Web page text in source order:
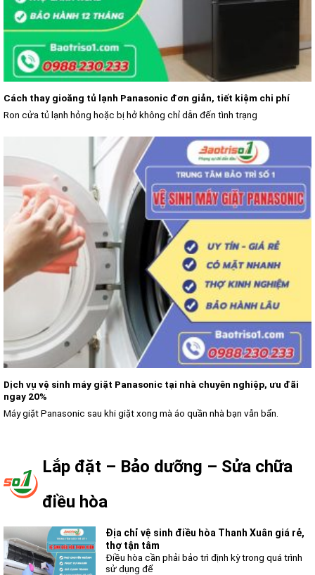
Cách thay gioăng tủ lạnh Panasonic đơn giản, tiết kiệm chi phí
Ron cửa tủ lạnh hỏng hoặc bị hở không chỉ dẫn đến tình trạng
Dịch vụ vệ sinh máy giặt Panasonic tại nhà chuyên nghiệp, ưu đãi
ngay 20%
Máy giặt Panasonic sau khi giặt xong mà áo quần nhà bạn vẫn bẩn.
Lắp đặt – Bảo dưỡng – Sửa chữa
điều hòa
Địa chỉ vệ sinh điều hòa Thanh Xuân giá rẻ,
thợ tận tâm
Điều hòa cần phải bảo trì định kỳ trong quá trình
sử dụng để